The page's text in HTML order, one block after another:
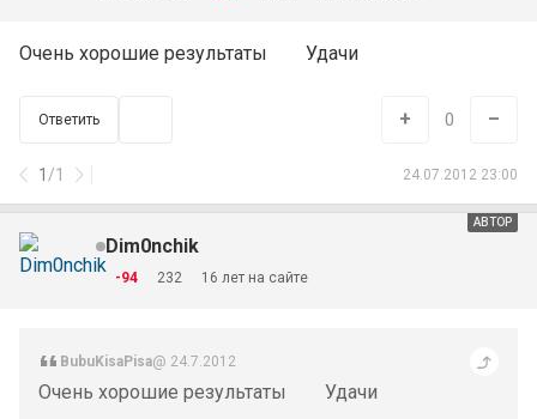
Очень хорошие результаты Удачи
Ответить
1 /1 24.07.2012 23:00
+ 0 –
АВТОР
Dim0nchik
-94 232 16 лет на сайте
BubuKisaPisa@ 24.7.2012
Очень хорошие результаты Удачи